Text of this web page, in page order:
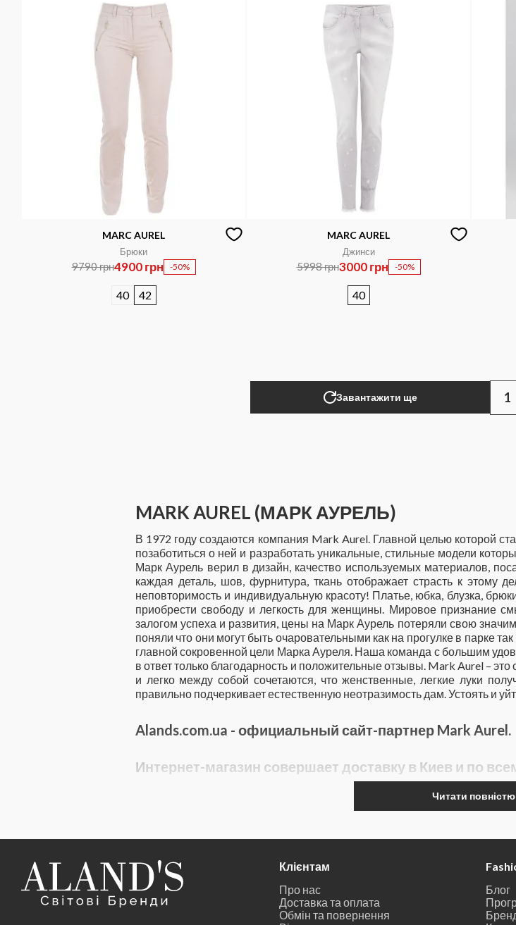
MARC AUREL
Брюки
9790 грн4900 грн -50%
40 42
MARC AUREL
Джинси
5998 грн3000 грн -50%
40
Завантажити ще 1
MARK AUREL (МАРК АУРЕЛЬ)
В 1972 году создаются компания Mark Aurel. Главной целью которой
позаботиться о ней и разработать уникальные, стильные модели
Марк Аурель верил в дизайн, качество используемых материалов,
каждая деталь, шов, фурнитура, ткань отображает страсть к этому
неповторимость и индивидуальную красоту! Платье, юбка, блузка,
приобрести свободу и легкость для женщины. Мировое признание
залогом успеха и развития, цены на Марк Аурель потеряли свою
поняли что они могут быть очаровательными как на прогулке в парке
главной сокровенной цели Марка Ауреля. Наша команда с большим
в ответ только благодарность и положительные отзывы. Mark Aurel –
и легко между собой сочетаются, что женственные, легкие луки
правильно подчеркивает естественную неотразимость дам. Устоять и
Alands.com.ua - официальный сайт-партнер Mark Aurel.
Интернет-магазин совершает доставку в Киев и по
Читати повністю
Клієнтам
Про нас
Доставка та оплата
Обмін та повернення
Блог